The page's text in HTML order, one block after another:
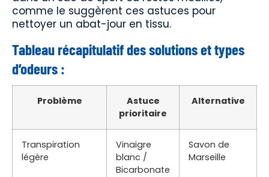
comme le suggèrent ces astuces pour
nettoyer un abat-jour en tissu.
Tableau récapitulatif des solutions et types
d’odeurs :
Problème
Astuce
prioritaire
Alternative
Transpiration
légère
Vinaigre
blanc /
Bicarbonate
Savon de
Marseille